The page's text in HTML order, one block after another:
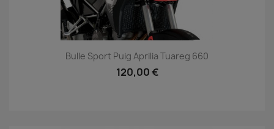
Bulle Sport Puig Aprilia Tuareg 660
120,00 €